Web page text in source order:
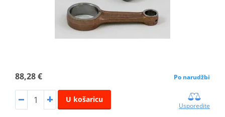
88,28 € Po narudžbi
U košaricu
Usporedite